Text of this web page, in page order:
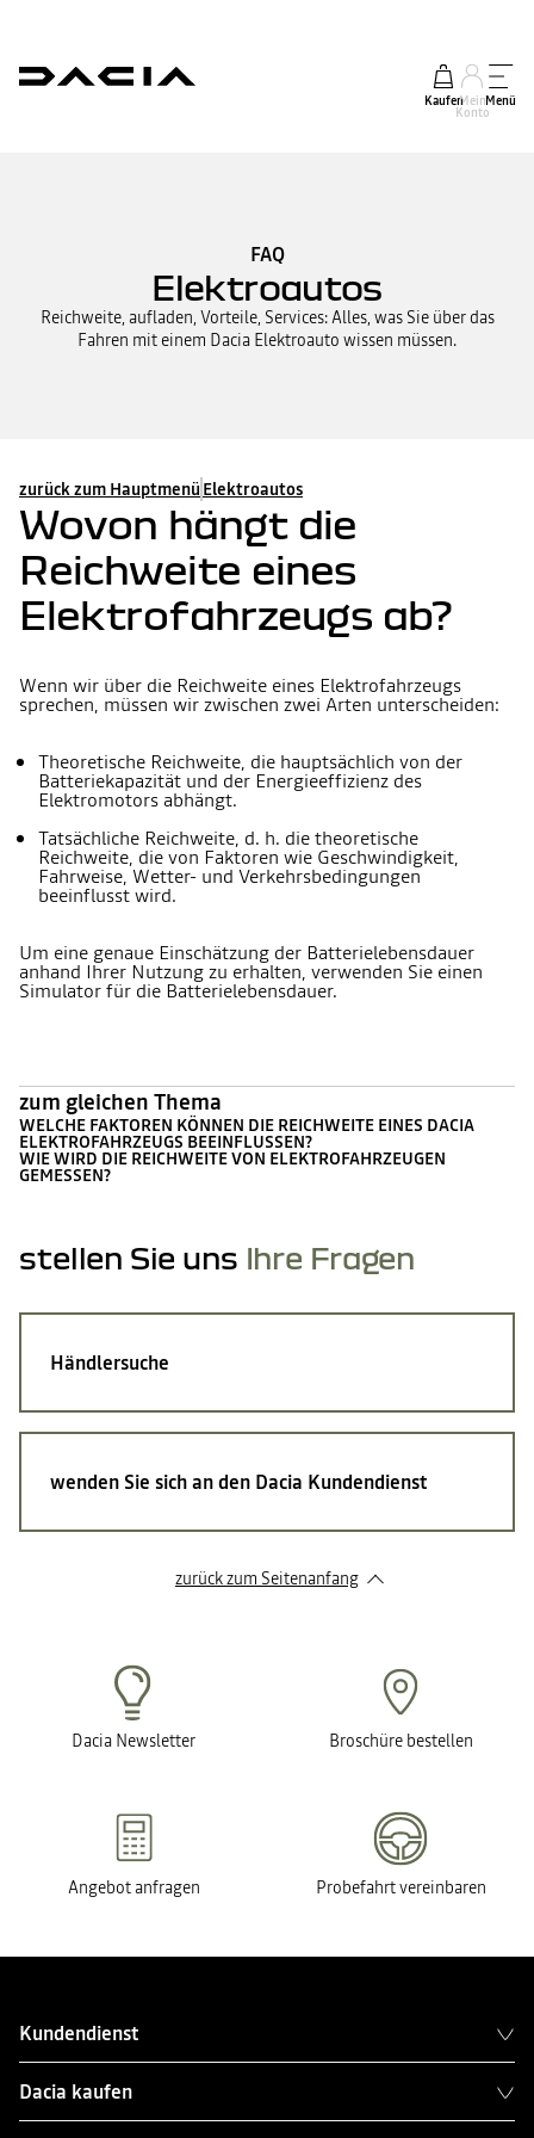
KaufenMein
Konto
Menü
FAQ
Elektroautos
Reichweite, aufladen, Vorteile, Services: Alles, was Sie über das
Fahren mit einem Dacia Elektroauto wissen müssen.
zurück zum Hauptmenü Elektroautos
Wovon hängt die
Reichweite eines
Elektrofahrzeugs ab?
Wenn wir über die Reichweite eines Elektrofahrzeugs
sprechen, müssen wir zwischen zwei Arten unterscheiden:
Theoretische Reichweite, die hauptsächlich von der
Batteriekapazität und der Energieeffizienz des
Elektromotors abhängt.
Tatsächliche Reichweite, d. h. die theoretische
Reichweite, die von Faktoren wie Geschwindigkeit,
Fahrweise, Wetter- und Verkehrsbedingungen
beeinflusst wird.
Um eine genaue Einschätzung der Batterielebensdauer
anhand Ihrer Nutzung zu erhalten, verwenden Sie einen
Simulator für die Batterielebensdauer.
zum gleichen Thema
WELCHE FAKTOREN KÖNNEN DIE REICHWEITE EINES DACIA
ELEKTROFAHRZEUGS BEEINFLUSSEN?
WIE WIRD DIE REICHWEITE VON ELEKTROFAHRZEUGEN
GEMESSEN?
stellen Sie uns Ihre Fragen
Händlersuche
wenden Sie sich an den Dacia Kundendienst
zurück zum Seitenanfang
Dacia Newsletter Broschüre bestellen
Angebot anfragen Probefahrt vereinbaren
Kundendienst
Dacia kaufen